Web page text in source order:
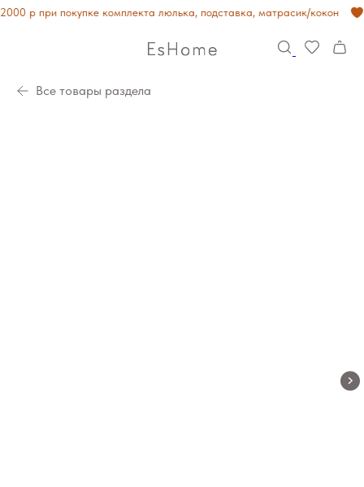
р при покупке комплекта люлька, подставка, матрасик/кокон
Все товары раздела